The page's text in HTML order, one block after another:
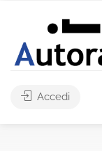
Accedi